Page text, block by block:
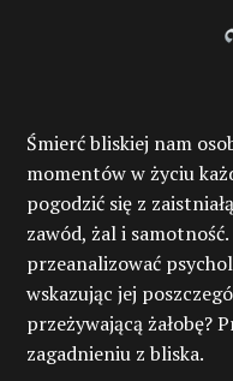
Śmierć bliskiej nam
momentów w życiu
pogodzić się z
zawód, żal i
przeanalizować
wskazując jej
przeżywającą żałobę?
zagadnieniu z bliska.